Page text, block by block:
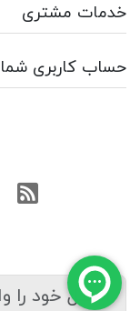
خدمات مشتری
حساب کاربری شما